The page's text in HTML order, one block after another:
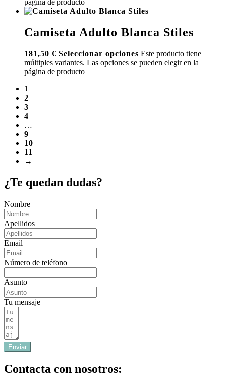
página de producto
Camiseta Adulto Blanca Stiles
181,50 € Seleccionar opciones Este producto tiene
múltiples variantes. Las opciones se pueden elegir en la
página de producto
1
2
3
4
…
9
10
11
→
¿Te quedan dudas?
Nombre
Apellidos
Email
Número de teléfono
Asunto
Tu mensaje
Enviar
Contacta con nosotros: